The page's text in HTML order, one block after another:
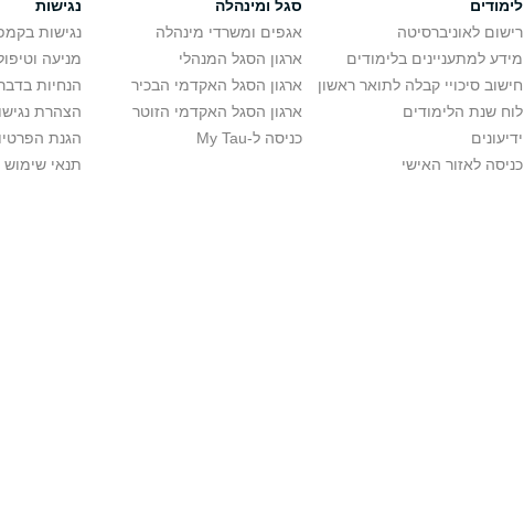
לימודים
רישום לאוניברסיטה
מידע למתעניינים בלימודים
חישוב סיכויי קבלה לתואר ראשון
לוח שנת הלימודים
ידיעונים
כניסה לאזור האישי
סגל ומינהלה
אגפים ומשרדי מינהלה
ארגון הסגל המנהלי
ארגון הסגל האקדמי הבכיר
ארגון הסגל האקדמי הזוטר
כניסה ל-My Tau
נגישות
נגישות
מניעה
הנחיות
הצהרת
הגנת
תנאי שימוש